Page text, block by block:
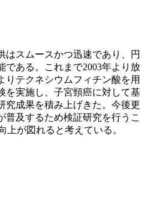
はスムースかつ迅速であり、円
である。これまで2003年より放
りテクネシウムフィチン酸を用
を実施し、子宮頸癌に対して基
究成果を積み上げきた。今後更
普及するため検証研究を行うこ
上が図れると考えている。